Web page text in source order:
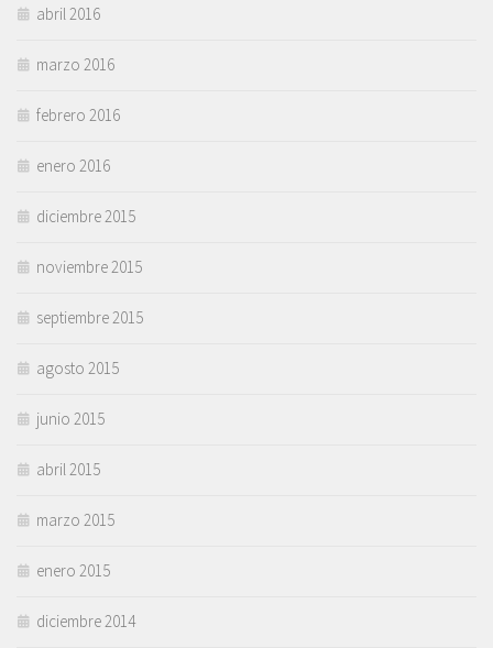
abril 2016
marzo 2016
febrero 2016
enero 2016
diciembre 2015
noviembre 2015
septiembre 2015
agosto 2015
junio 2015
abril 2015
marzo 2015
enero 2015
diciembre 2014